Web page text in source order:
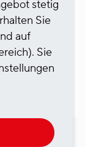
Sie
stetig
Sie
auf
Sie